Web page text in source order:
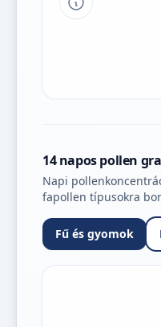
Tipp a
14 napos pollen
Napi
fapollen típusokra
Fű és gyomok